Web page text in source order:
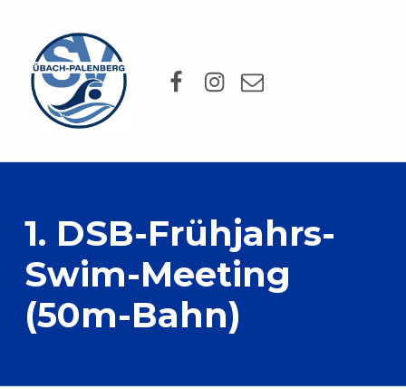
1. DSB-Frühjahrs-
Swim-Meeting
(50m-Bahn)